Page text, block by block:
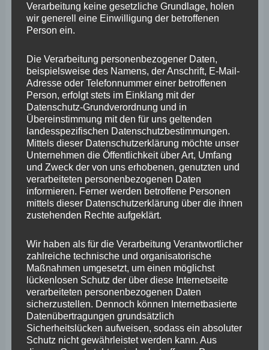
etwa an die zurückliegenden Sommer, in denen die
Schiffbarkeit des Rheins aufgrund von Hitze und
war. Der Klimawandel lässt grüßen. Im März 2022 fragte
ich daher die Landesregierung, wie es denn um die
Rheinvertiefung zwischen Mainz und St. Goar steht, die
für die Schiffbarkeit des Rheins und damit den
Wirtschaftsstandort Rheinland-Pfalz von großer
Bedeutung ist. Sie gilt gar als „wichtigstes
Ausbauprojekt der Binnenschifffahrt im deutschen
Wasserstraßennetz“, so auch die Antwort der
Landesregierung auf eine frühere Anfrage. Doch auch
Baubeginn, mit einer Fertigstellung wird statt 2030 nun
bis 2033 gerechnet.
Kommen wir noch zur Schiene, ebenfalls ein
entscheidender Baustein zur zukunftssicheren und
nachhaltigen Weiterentwicklung des Verkehrs und des
Verarbeitung keine gesetzliche Grundlage, holen
wir generell eine Einwilligung der betroffenen
Person ein.
Die Verarbeitung personenbezogener Daten,
beispielsweise des Namens, der Anschrift, E-Mail-
Adresse oder Telefonnummer einer betroffenen
Person, erfolgt stets im Einklang mit der
Datenschutz-Grundverordnung und in
Übereinstimmung mit den für uns geltenden
landesspezifischen Datenschutzbestimmungen.
Mittels dieser Datenschutzerklärung möchte unser
Unternehmen die Öffentlichkeit über Art, Umfang
und Zweck der von uns erhobenen, genutzten und
verarbeiteten personenbezogenen Daten
informieren. Ferner werden betroffene Personen
mittels dieser Datenschutzerklärung über die ihnen
zustehenden Rechte aufgeklärt.
Wir haben als für die Verarbeitung Verantwortlicher
zahlreiche technische und organisatorische
Maßnahmen umgesetzt, um einen möglichst
lückenlosen Schutz der über diese Internetseite
verarbeiteten personenbezogenen Daten
sicherzustellen. Dennoch können Internetbasierte
Datenübertragungen grundsätzlich
Sicherheitslücken aufweisen, sodass ein absoluter
Schutz nicht gewährleistet werden kann. Aus